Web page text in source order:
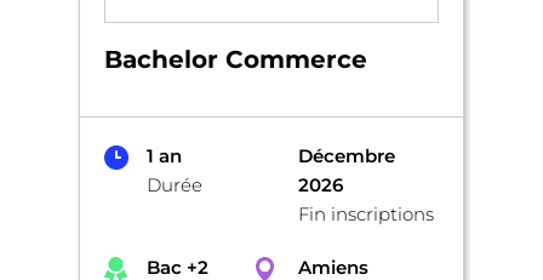
Bachelor Commerce
1 an
Durée
Décembre
2026
Fin inscriptions
Bac +2
Amiens